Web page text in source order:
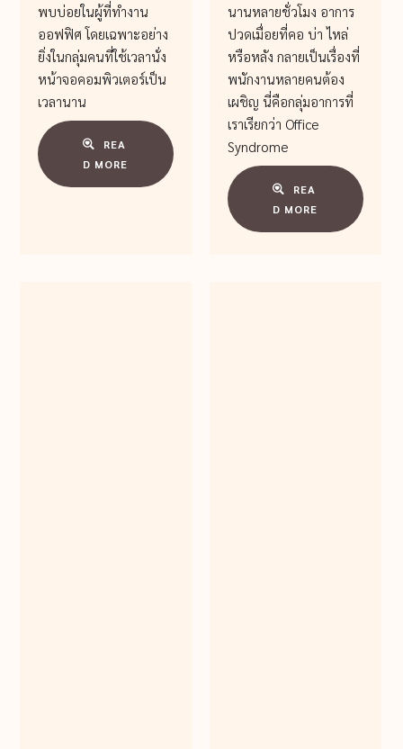
พบบ่อยในผู้ที่ทำงาน
ออฟฟิศ โดยเฉพาะอย่าง
ยิ่งในกลุ่มคนที่ใช้เวลานั่ง
หน้าจอคอมพิวเตอร์เป็น
เวลานาน
REA
D MORE
นานหลายชั่วโมง อาการ
ปวดเมื่อยที่คอ บ่า ไหล่
หรือหลัง กลายเป็นเรื่องที่
พนักงานหลายคนต้อง
เผชิญ นี่คือกลุ่มอาการที่
เราเรียกว่า Office
Syndrome
REA
D MORE